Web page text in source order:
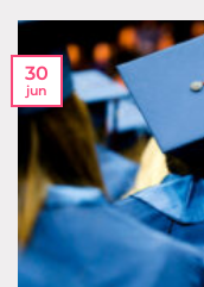
30
jun